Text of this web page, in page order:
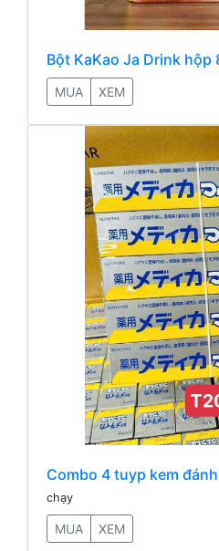
Bột KaKao Ja Drink hộp
MUA XEM
Combo 4 tuyp kem
chạy
MUA XEM